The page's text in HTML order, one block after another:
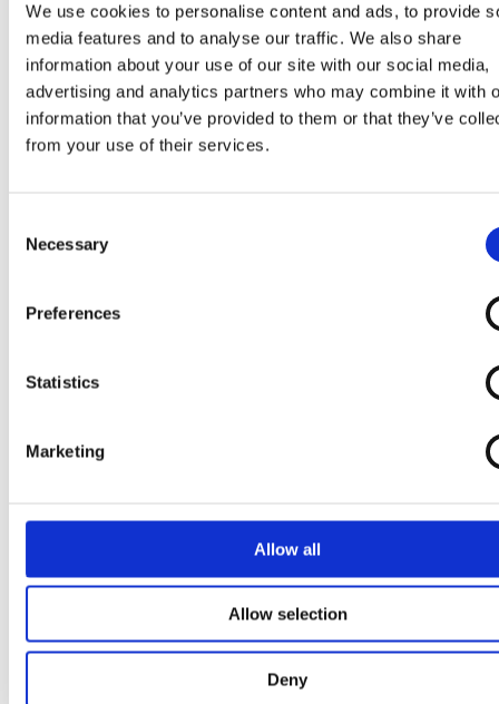
We use cookies to personalise content and ads, to provide
media features and to analyse our traffic. We also share
information about your use of our site with our social media,
advertising and analytics partners who may combine it with
information that you’ve provided to them or that they’ve
from your use of their services.
Selection
Necessary
Preferences
Statistics
Marketing
Allow all
Allow selection
Deny
sojalecithinen, E476), stabilisatoren
(johannesbroodpitmeel, guarpitmeel), rijstmeel,
zout, eiwit. Kan bevatten: andere noten, aardnoten,
gluten. Kan harde stukjes bevatten.
Got a question?